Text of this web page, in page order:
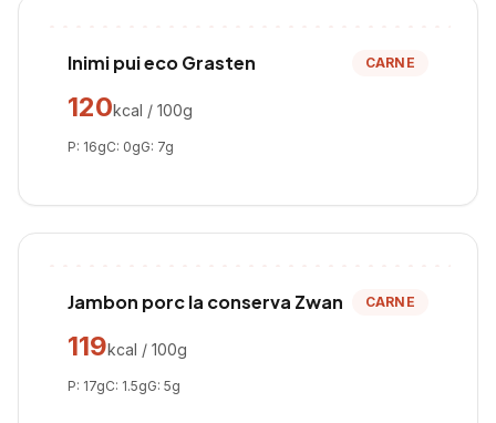
Inimi pui eco Grasten CARNE
120kcal / 100g
P: 16gC: 0gG: 7g
Jambon porc la conserva Zwan CARNE
119kcal / 100g
P: 17gC: 1.5gG: 5g